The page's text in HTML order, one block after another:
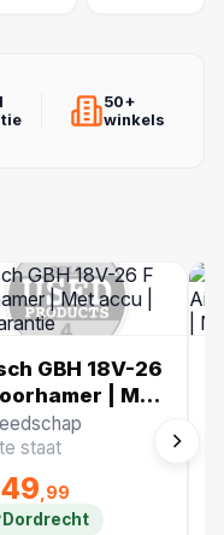
50+
winkels
GBH 18V-26
| Met
| Met
staat
,99
Dordrecht